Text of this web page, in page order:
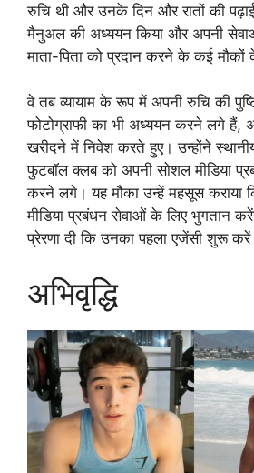
रुचि थी और उनके दिन और रातों की
मैनुअल की अध्ययन किया और अपनी
माता-पिता को प्रदान करने के कई
वे तब व्यायाम के रूप में अपनी रुचि की
फोटोग्राफी का भी अध्ययन करने लगे हैं,
खरीदने में निवेश करते हुए। उन्होंने
फुटबॉल क्लब को अपनी सोशल मीडिया
करने लगे। यह मौका उन्हें महसूस कराया
मीडिया प्रबंधन सेवाओं के लिए भुगतान
प्रेरणा दी कि उनका पहला एजेंसी शुरू
अभिवृद्धि